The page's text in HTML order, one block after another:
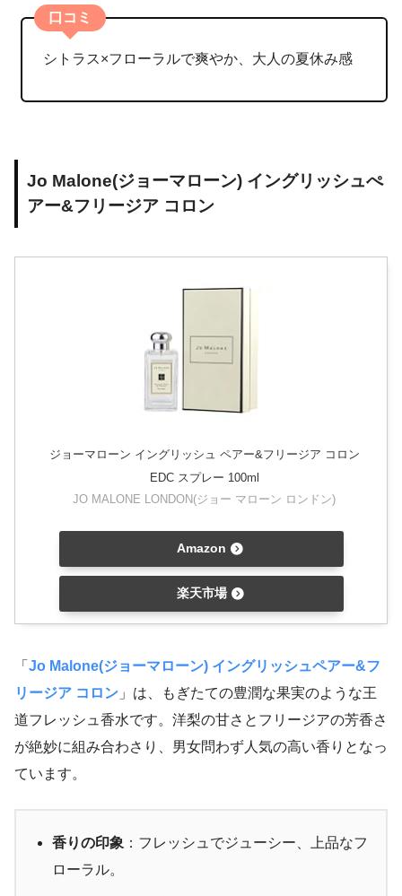
口コミ
シトラス×フローラルで爽やか、大人の夏休み感
Jo Malone(ジョーマローン) イングリッシュぺ
アー&フリージア コロン
ジョーマローン イングリッシュ ペアー&フリージア コロン
EDC スプレー 100ml
JO MALONE LONDON(ジョー マローン ロンドン)
Amazon
楽天市場
「 Jo Malone(ジョーマローン) イングリッシュペアー&フ
リージア コロン 」は、もぎたての豊潤な果実のような王
道フレッシュ香水です。洋梨の甘さとフリージアの芳香さ
が絶妙に組み合わさり、男女問わず人気の高い香りとなっ
ています。
香りの印象 ：フレッシュでジューシー、上品なフ
ローラル。